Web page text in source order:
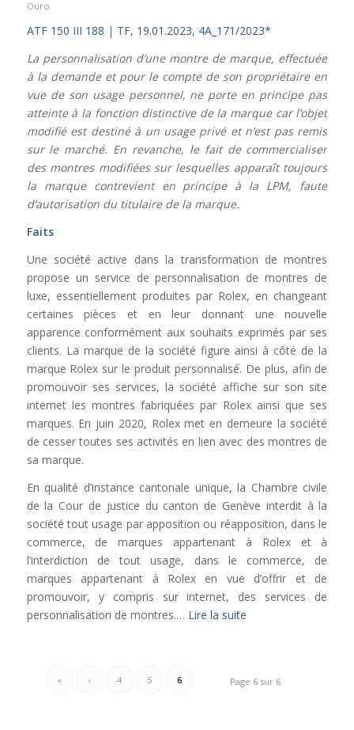
Ouro
ATF 150 III 188 | TF, 19.01.2023, 4A_171/2023*
La personnalisation d’une montre de marque, effectuée
à la demande et pour le compte de son propriétaire en
vue de son usage personnel, ne porte en principe pas
atteinte à la fonction distinctive de la marque car l’objet
modifié est destiné à un usage privé et n’est pas remis
sur le marché. En revanche, le fait de commercialiser
des montres modifiées sur lesquelles apparaît toujours
la marque contrevient en principe à la LPM, faute
d’autorisation du titulaire de la marque.
Faits
Une société active dans la transformation de montres
propose un service de personnalisation de montres de
luxe, essentiellement produites par Rolex, en changeant
certaines pièces et en leur donnant une nouvelle
apparence conformément aux souhaits exprimés par ses
clients. La marque de la société figure ainsi à côté de la
marque Rolex sur le produit personnalisé. De plus, afin de
promouvoir ses services, la société affiche sur son site
internet les montres fabriquées par Rolex ainsi que ses
marques. En juin 2020, Rolex met en demeure la société
de cesser toutes ses activités en lien avec des montres de
sa marque.
En qualité d’instance cantonale unique, la Chambre civile
de la Cour de justice du canton de Genève interdit à la
société tout usage par apposition ou réapposition, dans le
commerce, de marques appartenant à Rolex et à
l’interdiction de tout usage, dans le commerce, de
marques appartenant à Rolex en vue d’offrir et de
promouvoir, y compris sur internet, des services de
personnalisation de montres.… Lire la suite
Page 6 sur 6
« ‹ 4 5 6